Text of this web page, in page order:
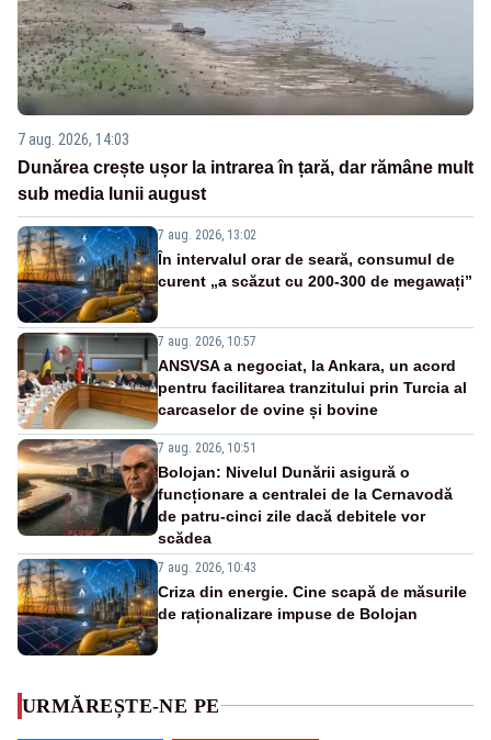
7 aug. 2026, 14:03
Dunărea crește ușor la intrarea în țară, dar rămâne mult
sub media lunii august
7 aug. 2026, 13:02
În intervalul orar de seară, consumul de
curent „a scăzut cu 200-300 de megawați”
7 aug. 2026, 10:57
ANSVSA a negociat, la Ankara, un acord
pentru facilitarea tranzitului prin Turcia al
carcaselor de ovine și bovine
7 aug. 2026, 10:51
Bolojan: Nivelul Dunării asigură o
funcționare a centralei de la Cernavodă
de patru-cinci zile dacă debitele vor
scădea
7 aug. 2026, 10:43
Criza din energie. Cine scapă de măsurile
de raționalizare impuse de Bolojan
URMĂREȘTE-NE PE